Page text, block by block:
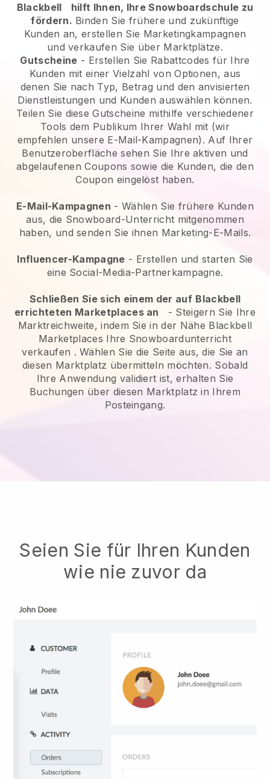
Blackbell
hilft Ihnen, Ihre Snowboardschule zu
fördern. Binden Sie frühere und zukünftige
Kunden an, erstellen Sie Marketingkampagnen
und verkaufen Sie über Marktplätze.
Gutscheine - Erstellen Sie Rabattcodes für Ihre
Kunden mit einer Vielzahl von Optionen, aus
denen Sie nach Typ, Betrag und den anvisierten
Dienstleistungen und Kunden auswählen können.
Teilen Sie diese Gutscheine mithilfe verschiedener
Tools dem Publikum Ihrer Wahl mit (wir
empfehlen unsere E-Mail-Kampagnen). Auf Ihrer
Benutzeroberfläche sehen Sie Ihre aktiven und
abgelaufenen Coupons sowie die Kunden, die den
Coupon eingelöst haben.
E-Mail-Kampagnen -Wählen Sie frühere Kunden
aus, die Snowboard-Unterricht mitgenommen
haben, und senden Sie ihnen Marketing-E-Mails.
Influencer-Kampagne - Erstellen und starten Sie
eine Social-Media-Partnerkampagne.
Schließen Sie sich einem der auf Blackbell
errichteten Marketplaces an
- Steigern Sie Ihre
Marktreichweite, indem Sie in der Nähe Blackbell
Marketplaces Ihre Snowboardunterricht
verkaufen . Wählen Sie die Seite aus, die Sie an
diesen Marktplatz übermitteln möchten. Sobald
Ihre Anwendung validiert ist, erhalten Sie
Buchungen über diesen Marktplatz in Ihrem
Posteingang.
Seien Sie für Ihren Kunden
wie nie zuvor da